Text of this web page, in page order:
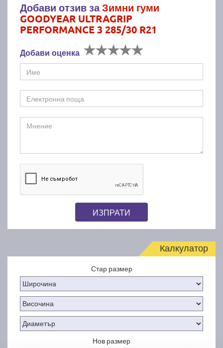
Добави отзив заЗимни гуми
GOODYEAR ULTRAGRIP
PERFORMANCE 3 285/30 R21
Добави оценка
ИЗПРАТИ
Калкулатор
Стар размер
Нов размер